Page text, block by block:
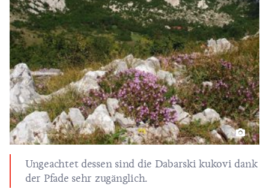
Ungeachtet dessen sind die Dabarski kukovi dank
der Pfade sehr zugänglich.